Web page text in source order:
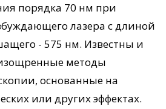
порядка 70 нм при
лазера с длиной
- 575 нм. Известны и
методы
основанные на
или других эффектах.